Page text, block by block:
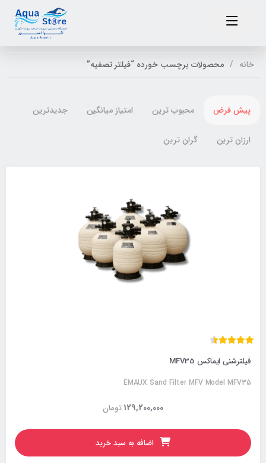
خانه محصولات برچسب خورده “فیلتر تصفیه”
پیش فرض محبوب ترین امتیاز میانگین جدیدترین
ارزان ترین گران ترین
فیلترشنی ایماکس MFV35
EMAUX Sand Filter MFV Model MFV35
تومان129,200,000
اضافه به سبد خرید